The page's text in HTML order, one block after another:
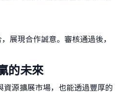
展現合作誠意。審核通過後，
的未來
資源擴展市場，也能透過豐厚的